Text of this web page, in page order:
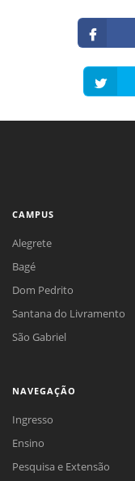
CAMPUS
Alegrete
Bagé
Dom Pedrito
Santana do Livramento
São Gabriel
NAVEGAÇÃO
Ingresso
Ensino
Pesquisa e Extensão